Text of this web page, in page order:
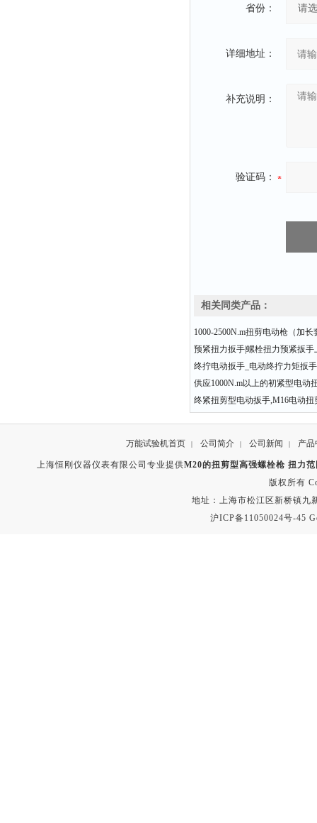
省份：
详细地址：
补充说明：
验证码：
相关同类产品：
1000-2500N.m扭剪电动枪（加
预紧扭力扳手|螺栓扭力预紧扳手
终拧电动扳手_电动终拧力矩扳
供应1000N.m以上的初紧型电动
终紧扭剪型电动扳手,M16电动扭
万能试验机首页 | 公司简介 | 公司新闻 | 产品
上海恒刚仪器仪表有限公司专业提供M20的扭剪型高强螺栓枪 扭力
版权所有
地址：上海市松江区新桥镇九
沪ICP备11050024号-45